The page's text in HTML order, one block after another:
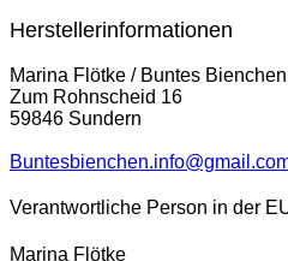
Herstellerinformationen
Marina Flötke / Buntes Bienchen
Zum Rohnscheid 16
59846 Sundern
Verantwortliche Person in der
Marina Flötke